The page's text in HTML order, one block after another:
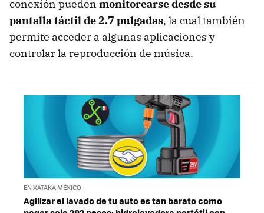
conexión pueden monitorearse desde su
pantalla táctil de 2.7 pulgadas, la cual también
permite acceder a algunas aplicaciones y
controlar la reproducción de música.
EN XATAKA MÉXICO
Agilizar el lavado de tu auto es tan barato como